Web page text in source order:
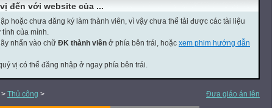
đến với website của ...
hoặc chưa đăng ký làm thành viên, vì vậy chưa thể tải được các tài liệu
tính của mình.
nhấn vào chữ ĐK thành viên ở phía bên trái, hoặc xem phim hướng dẫn
vị có thể đăng nhập ở ngay phía bên trái.
Đưa giáo án lên
> Thủ công >